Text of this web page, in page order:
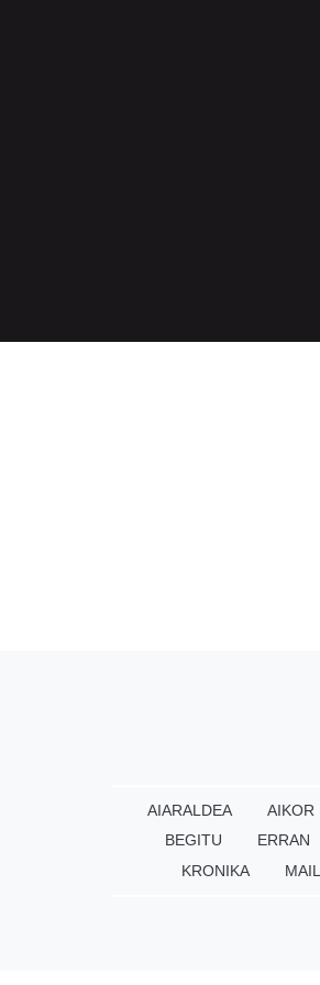
AIARALDEA AIKOR
BEGITU
ERRAN
KRONIKA